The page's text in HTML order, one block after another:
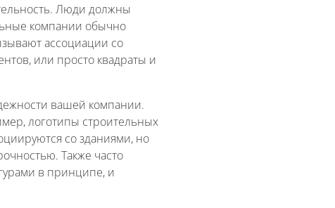
Люди должны
компании обычно
ассоциации со
или просто квадраты и
вашей компании.
логотипы строительных
со зданиями, но
Также часто
в принципе, и